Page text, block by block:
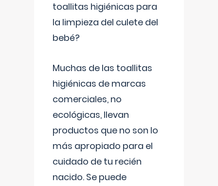
toallitas higiénicas para
la limpieza del culete del
bebé?
Muchas de las toallitas
higiénicas de marcas
comerciales, no
ecológicas, llevan
productos que no son lo
más apropiado para el
cuidado de tu recién
nacido. Se puede